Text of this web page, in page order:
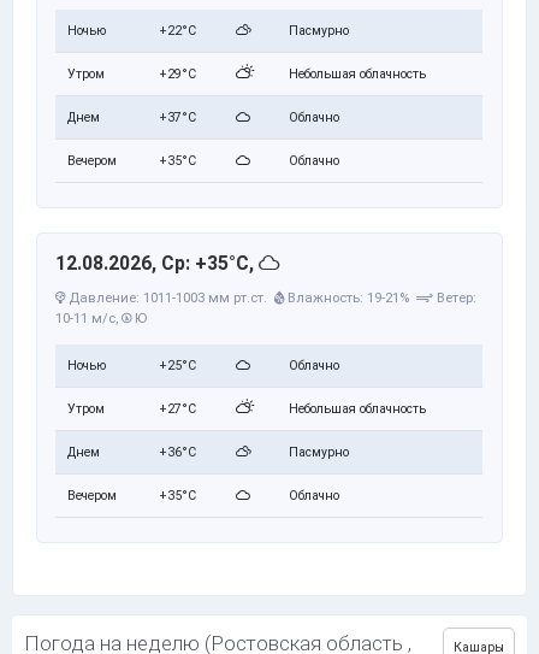
Ночью +22°C Пасмурно
Утром +29°C Небольшая облачность
Днем +37°C Облачно
Вечером +35°C Облачно
12.08.2026, Ср: +35°C,
Давление: 1011-1003 мм рт.ст. Влажность: 19-21%
Ветер:
10-11 м/с, Ю
Ночью +25°C Облачно
Утром +27°C Небольшая облачность
Днем +36°C Пасмурно
Вечером +35°C Облачно
Погода на неделю (Ростовская область ,
Кашары